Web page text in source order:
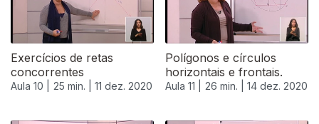
Exercícios de retas
concorrentes
Aula 10 | 25 min. | 11 dez. 2020
Polígonos e círculos
horizontais e frontais.
Aula 11 | 26 min. | 14 dez. 2020